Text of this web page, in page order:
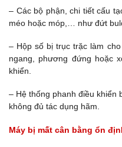
– Các bộ phận, chi tiết cấu
méo hoặc móp,… như đứt
– Hộp số bị trục trặc làm
ngang, phương đứng hoặc
khiển.
– Hệ thống phanh điều khiển
không đủ tác dụng hãm.
Máy bị mất cân bằng ổn